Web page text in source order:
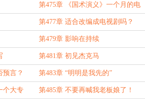
第475章 《国术演义》一个月的电
子稿费
第477章 适合改编成电视剧吗？
第479章 影响在持续
第481章 初见杰克马
预言？ 第483章 “明明是我先的”
个大专 第485章 不要再喊我老板娘了！